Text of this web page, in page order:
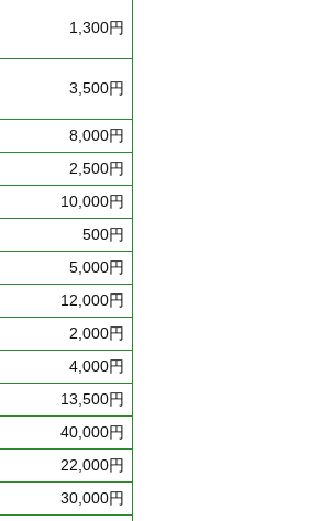
1,300円
3,500円
8,000円
2,500円
10,000円
500円
5,000円
12,000円
2,000円
4,000円
13,500円
40,000円
22,000円
30,000円